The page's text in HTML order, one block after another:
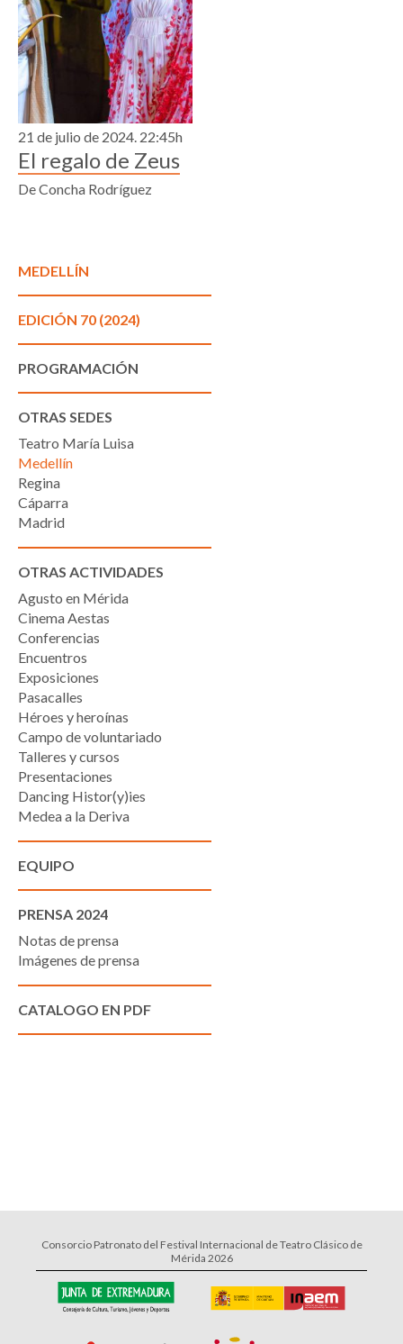
21 de julio de 2024. 22:45h
El regalo de Zeus
De Concha Rodríguez
MEDELLÍN
EDICIÓN 70 (2024)
PROGRAMACIÓN
OTRAS SEDES
Teatro María Luisa
Medellín
Regina
Cáparra
Madrid
OTRAS ACTIVIDADES
Agusto en Mérida
Cinema Aestas
Conferencias
Encuentros
Exposiciones
Pasacalles
Héroes y heroínas
Campo de voluntariado
Talleres y cursos
Presentaciones
Dancing Histor(y)ies
Medea a la Deriva
EQUIPO
PRENSA 2024
Notas de prensa
Imágenes de prensa
CATALOGO EN PDF
Consorcio Patronato del Festival Internacional de Teatro Clásico de
Mérida 2026